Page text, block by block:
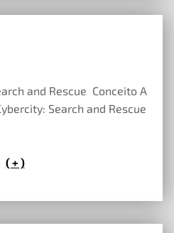
and Rescue Conceito A
Search and Rescue
( + )